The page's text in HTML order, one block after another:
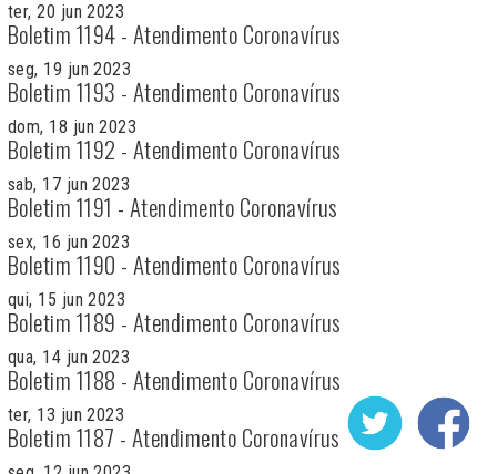
ter, 20 jun 2023
Boletim 1194 - Atendimento Coronavírus
seg, 19 jun 2023
Boletim 1193 - Atendimento Coronavírus
dom, 18 jun 2023
Boletim 1192 - Atendimento Coronavírus
sab, 17 jun 2023
Boletim 1191 - Atendimento Coronavírus
sex, 16 jun 2023
Boletim 1190 - Atendimento Coronavírus
qui, 15 jun 2023
Boletim 1189 - Atendimento Coronavírus
qua, 14 jun 2023
Boletim 1188 - Atendimento Coronavírus
ter, 13 jun 2023
Boletim 1187 - Atendimento Coronavírus